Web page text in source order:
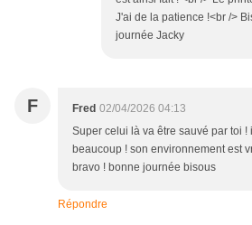
J'ai de la patience !<br />
journée Jacky
F Fred 02/04/2026 04:13
Super celui là va être sauvé par toi
beaucoup ! son environnement est
bravo ! bonne journée bisous
Répondre